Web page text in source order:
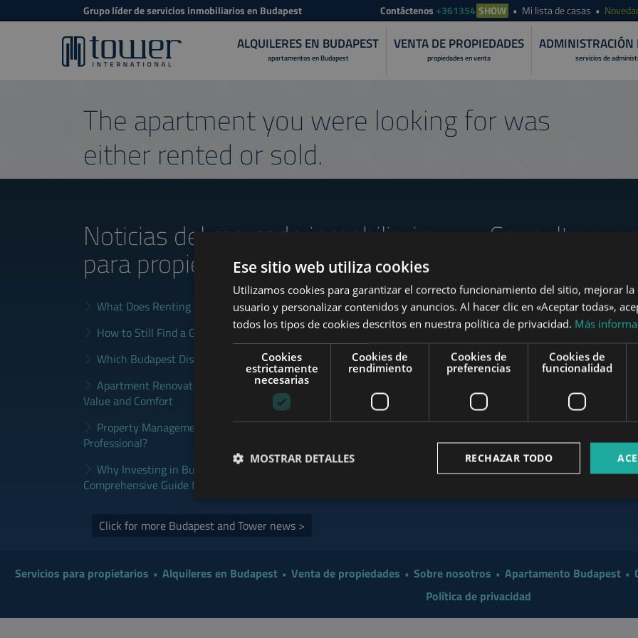
Grupo líder de servicios inmobiliarios en Budapest Contáctenos +361354 SHOW Mi lista de casas
ALQUILERES EN BUDAPEST
apartamentos en Budapest
VENTA DE PROPIEDADES
propiedades en venta
ADMINISTRACIÓN
servicios de
The apartment you were looking for was
either rented or sold.
Noticias del mercado inmobiliario
para propietarios
What Does Renting in Budapest Really Cost?
How to Still Find a Good Rental in Budapest at the End of August
Which Budapest District Fits Which Property Investor in 2026?
Apartment Renovation Budapest: How to Plan a Smarter Renovation for
Value and Comfort
Property Management Budapest: When Does It Make Sense to Hire a
Professional?
Why Investing in Budapest Real Estate is a Smart Move in 2026: A
Comprehensive Guide for Investors
Click for more Budapest and Tower news >
Consulte
www.tower-investments.com
www.mybudapesthome.com
Servicios para propietarios Alquileres en Budapest Venta de propiedades Sobre nosotros Apartamento Budapest
Política de privacidad
Ese sitio web utiliza cookies
Utilizamos cookies para garantizar el correcto funcionamiento del sitio, mejorar la
usuario y personalizar contenidos y anuncios. Al hacer clic en «Aceptar todas»,
todos los tipos de cookies descritos en nuestra política de privacidad. Más
Cookies
estrictamente
necesarias
Cookies de
rendimiento
Cookies de
preferencias
Cookies de
funcionalidad
RECHAZAR TODO
MOSTRAR DETALLES